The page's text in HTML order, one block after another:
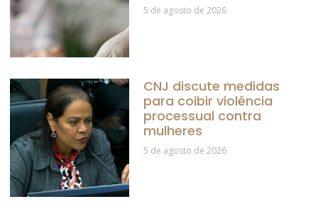
5 de agosto de 2026
CNJ discute medidas
para coibir violência
processual contra
mulheres
5 de agosto de 2026